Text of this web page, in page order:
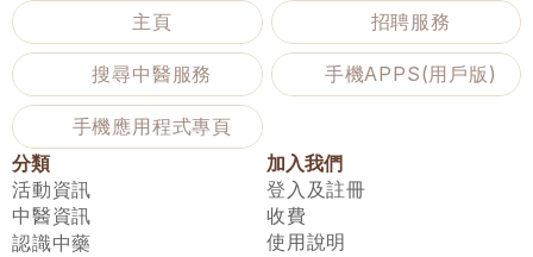
主頁
招聘服務
搜尋中醫服務 手機APPS(用戶版)
手機應用程式專頁
分類
活動資訊
中醫資訊
認識中藥
加入我們
登入及註冊
收費
使用說明